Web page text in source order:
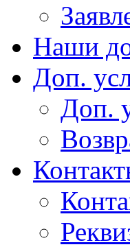
Наши
Доп.
Доп.